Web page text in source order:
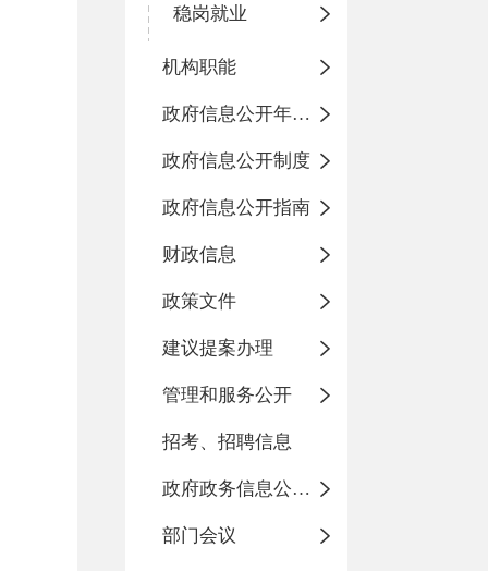
稳岗就业
机构职能
政府信息公开年度报告
政府信息公开制度
政府信息公开指南
财政信息
政策文件
建议提案办理
管理和服务公开
招考、招聘信息
政府政务信息公开目录
部门会议